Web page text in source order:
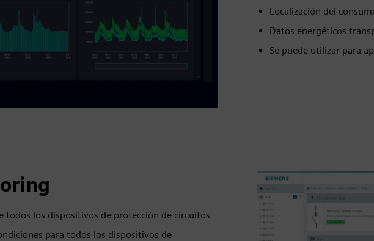
Localización del
Datos energéticos
Se puede utilizar para
todos los dispositivos de protección de circuitos
para todos los dispositivos de